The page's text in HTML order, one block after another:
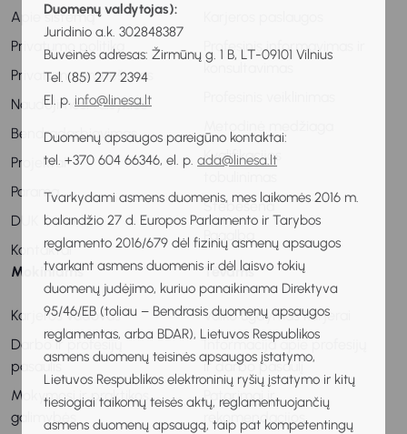
Duomenų valdytojas):
Juridinio a.k. 302848387
Buveinės adresas: Žirmūnų g. 1 B, LT-09101 Vilnius
Tel. (85) 277 2394
El. p. info@linesa.lt
Duomenų apsaugos pareigūno kontaktai:
tel. +370 604 66346, el. p. ada@linesa.lt
Tvarkydami asmens duomenis, mes laikomės 2016 m.
balandžio 27 d. Europos Parlamento ir Tarybos
reglamento 2016/679 dėl fizinių asmenų apsaugos
tvarkant asmens duomenis ir dėl laisvo tokių
duomenų judėjimo, kuriuo panaikinama Direktyva
95/46/EB (toliau – Bendrasis duomenų apsaugos
reglamentas, arba BDAR), Lietuvos Respublikos
asmens duomenų teisinės apsaugos įstatymo,
Lietuvos Respublikos elektroninių ryšių įstatymo ir kitų
tiesiogiai taikomų teisės aktų, reglamentuojančių
asmens duomenų apsaugą, taip pat kompetentingų
Apie sistemą
Privatumo politika
Privatumo pranešimas
Naudojimosi taisyklės
Bendradarbiavimas
Projektai
Parama
DUK
Kontaktai
Profesinis informavimas ir
konsultavimas
Kvalifikacijos
Stebėsena
Pagalba
Mokiniams
Karjeros vadovas
Darbo ir profesijų
pasaulis
Mokymosi ir praktikos
galimybės
Tėvams
Vaiko ugdymas karjerai
Informacija apie profesijų
ir darbo pasaulį
Patarimai ir
rekomendacijos